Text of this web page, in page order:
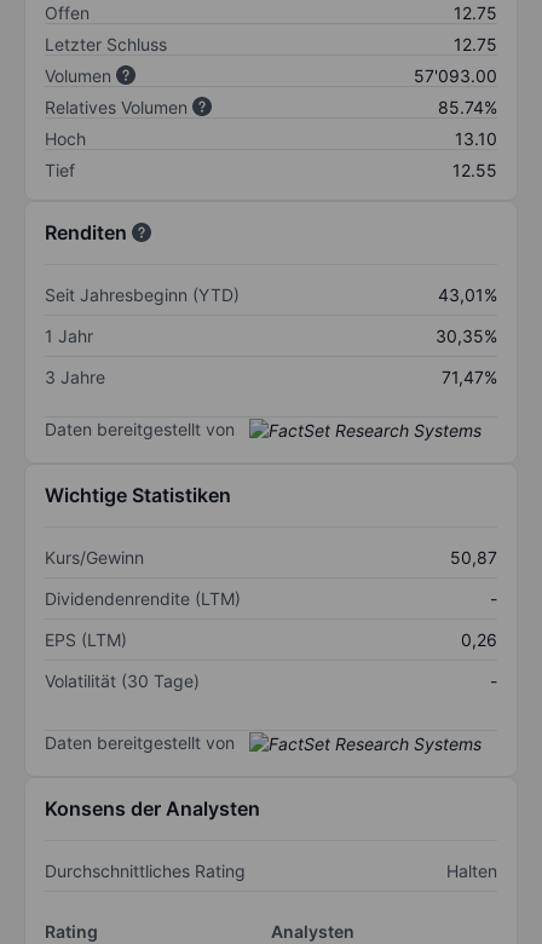
Offen
12.75
Letzter Schluss
12.75
Volumen
57'093.00
Relatives Volumen
85.74%
Hoch
13.10
Tief
12.55
Renditen
Seit Jahresbeginn (YTD)
43,01%
1 Jahr
30,35%
3 Jahre
71,47%
Daten bereitgestellt von
Wichtige Statistiken
Kurs/Gewinn
50,87
Dividendenrendite (LTM)
-
EPS (LTM)
0,26
Volatilität (30 Tage)
-
Daten bereitgestellt von
Konsens der Analysten
Durchschnittliches Rating Halten
Rating
Analysten